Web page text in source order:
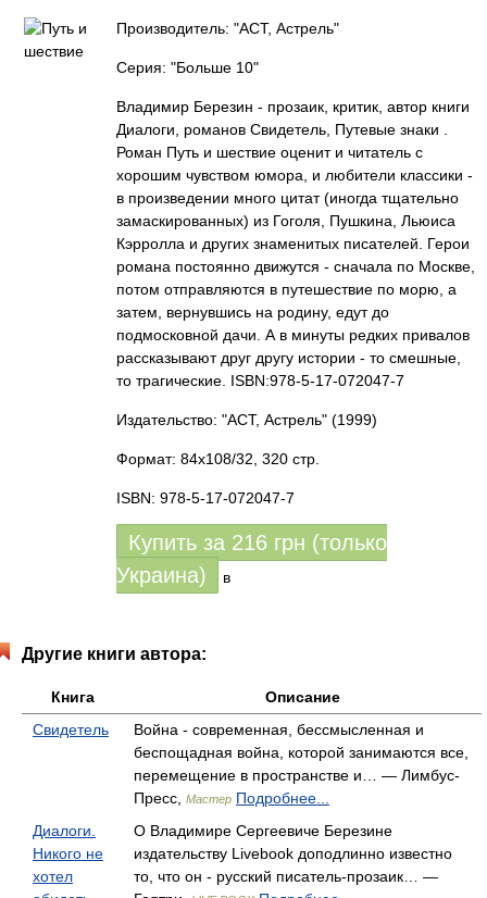
Производитель: "АСТ, Астрель"
Серия: "Больше 10"
Владимир Березин - прозаик, критик, автор книги
Диалоги, романов Свидетель, Путевые знаки .
Роман Путь и шествие оценит и читатель с
хорошим чувством юмора, и любители классики -
в произведении много цитат (иногда тщательно
замаскированных) из Гоголя, Пушкина, Льюиса
Кэрролла и других знаменитых писателей. Герои
романа постоянно движутся - сначала по Москве,
потом отправляются в путешествие по морю, а
затем, вернувшись на родину, едут до
подмосковной дачи. А в минуты редких привалов
рассказывают друг другу истории - то смешные,
то трагические. ISBN:978-5-17-072047-7
Издательство: "АСТ, Астрель" (1999)
Формат: 84x108/32, 320 стр.
ISBN: 978-5-17-072047-7
Купить за 216 грн (только
Украина)
в
Другие книги автора:
Книга
Описание
Свидетель
Война - современная, бессмысленная и
беспощадная война, которой занимаются все,
перемещение в пространстве и… — Лимбус-
Пресс,
Мастер Подробнее...
Диалоги.
Никого не
хотел
О Владимире Сергеевиче Березине
издательству Livebook доподлинно известно
то, что он - русский писатель-прозаик… —